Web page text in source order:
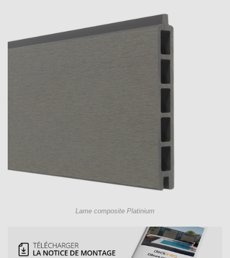
Lame composite Platinium